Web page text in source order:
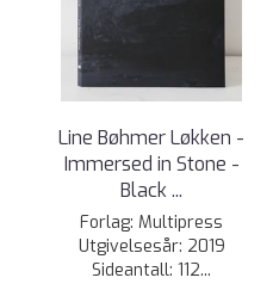
Line Bøhmer Løkken -
Immersed in Stone -
Black ...
Forlag: Multipress
Utgivelsesår: 2019
Sideantall: 112...